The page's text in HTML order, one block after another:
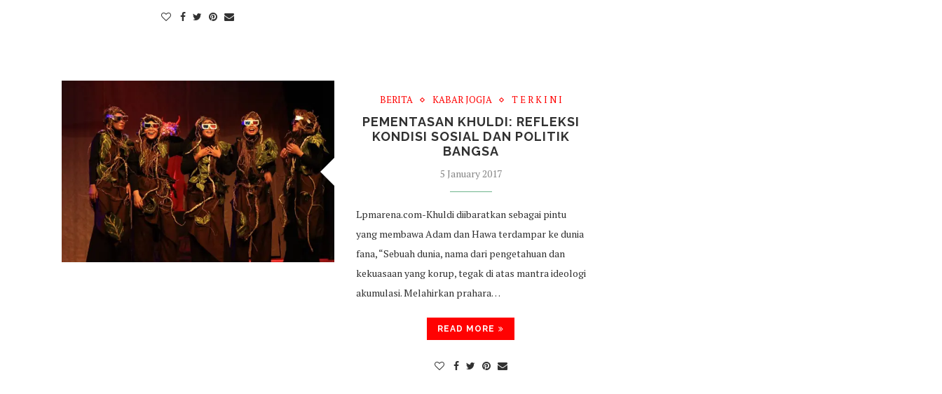
BERITA KABAR JOGJA T E R K I N I
PEMENTASAN KHULDI: REFLEKSI
KONDISI SOSIAL DAN POLITIK
BANGSA
5 January 2017
Lpmarena.com-Khuldi diibaratkan sebagai pintu
yang membawa Adam dan Hawa terdampar ke dunia
fana, “Sebuah dunia, nama dari pengetahuan dan
kekuasaan yang korup, tegak di atas mantra ideologi
akumulasi. Melahirkan prahara…
READ MORE